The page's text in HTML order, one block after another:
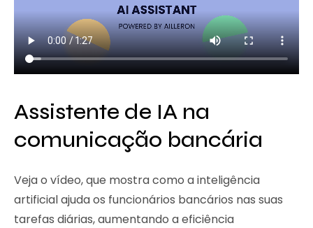
Assistente de IA na
comunicação bancária
Veja o vídeo, que mostra como a inteligência
artificial ajuda os funcionários bancários nas suas
tarefas diárias, aumentando a eficiência